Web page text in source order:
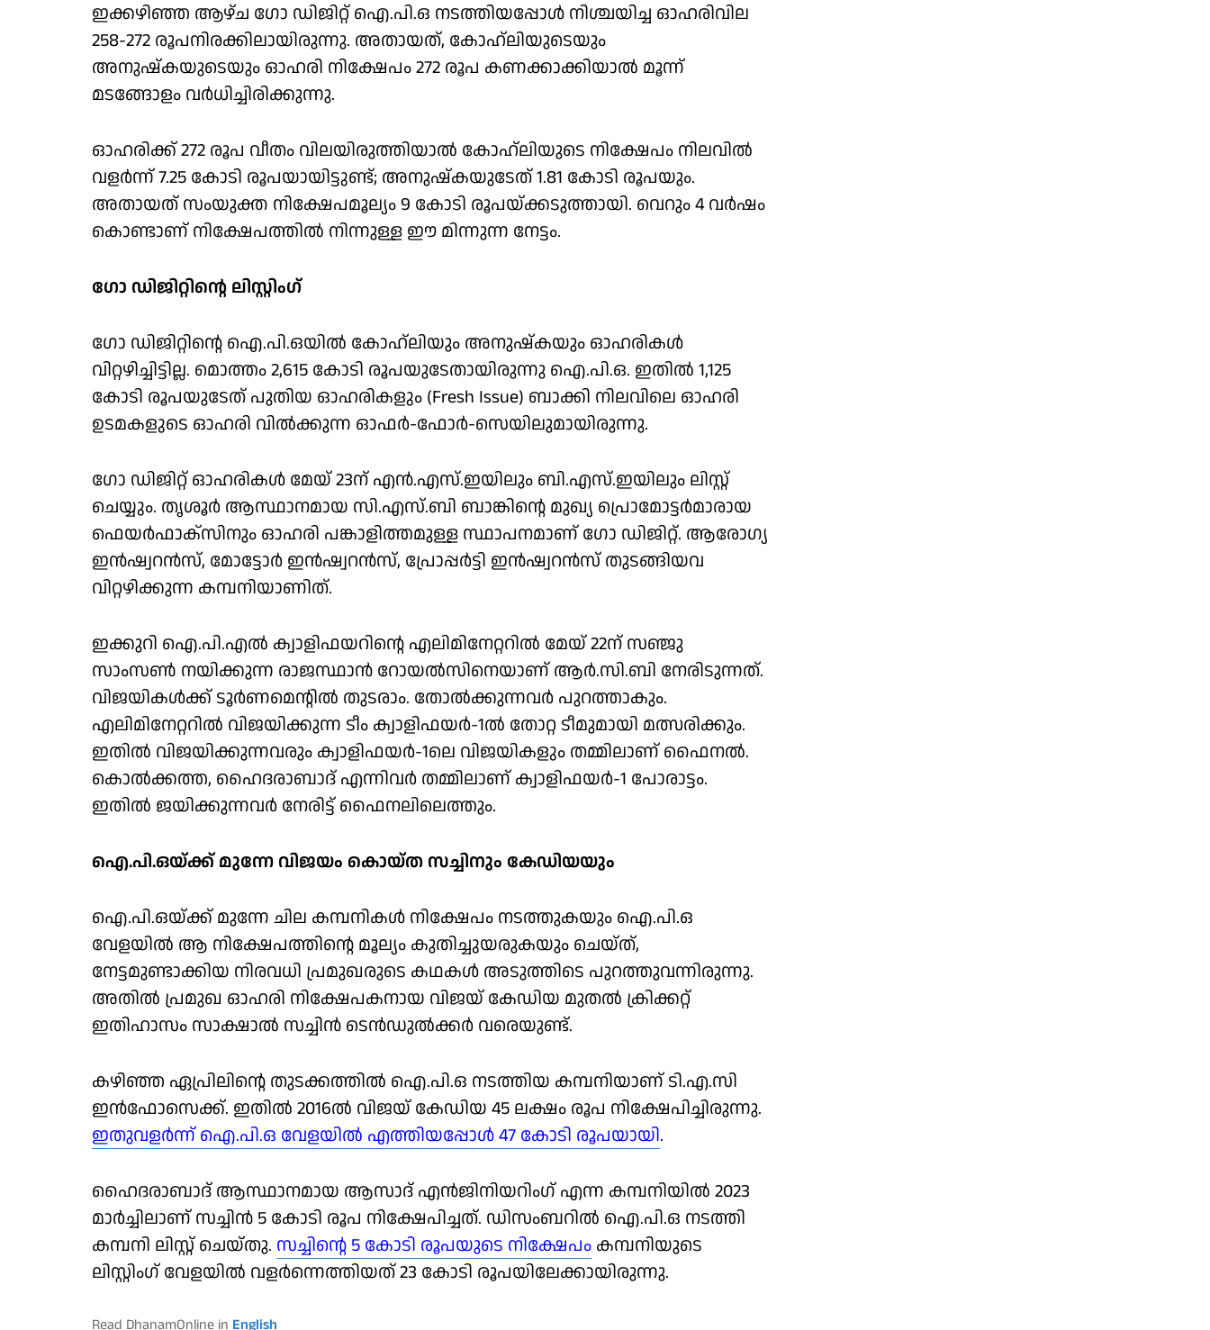
ഇക്കഴിഞ്ഞ ആഴ്ച ഗോ ഡിജിറ്റ് ഐ.പി.ഒ നടത്തിയപ്പോള്‍ നിശ്ചയിച്ച ഓഹരിവില
258-272 രൂപനിരക്കിലായിരുന്നു. അതായത്, കോഹ്‌ലിയുടെയും
അനുഷ്‌കയുടെയും ഓഹരി നിക്ഷേപം 272 രൂപ കണക്കാക്കിയാല്‍ മൂന്ന്
മടങ്ങോളം വര്‍ധിച്ചിരിക്കുന്നു.
ഓഹരിക്ക് 272 രൂപ വീതം വിലയിരുത്തിയാല്‍ കോഹ്‌ലിയുടെ നിക്ഷേപം നിലവില്‍
വളര്‍ന്ന് 7.25 കോടി രൂപയായിട്ടുണ്ട്; അനുഷ്‌കയുടേത് 1.81 കോടി രൂപയും.
അതായത് സംയുക്ത നിക്ഷേപമൂല്യം 9 കോടി രൂപയ്ക്കടുത്തായി. വെറും 4 വര്‍ഷം
കൊണ്ടാണ് നിക്ഷേപത്തില്‍ നിന്നുള്ള ഈ മിന്നുന്ന നേട്ടം.
ഗോ ഡിജിറ്റിന്റെ ലിസ്റ്റിംഗ്
ഗോ ഡിജിറ്റിന്റെ ഐ.പി.ഒയില്‍ കോഹ്‌ലിയും അനുഷ്‌കയും ഓഹരികള്‍
വിറ്റഴിച്ചിട്ടില്ല. മൊത്തം 2,615 കോടി രൂപയുടേതായിരുന്നു ഐ.പി.ഒ. ഇതില്‍ 1,125
കോടി രൂപയുടേത് പുതിയ ഓഹരികളും (Fresh Issue) ബാക്കി നിലവിലെ ഓഹരി
ഉടമകളുടെ ഓഹരി വില്‍ക്കുന്ന ഓഫര്‍-ഫോര്‍-സെയിലുമായിരുന്നു.
ഗോ ഡിജിറ്റ് ഓഹരികള്‍ മേയ് 23ന് എന്‍.എസ്.ഇയിലും ബി.എസ്.ഇയിലും ലിസ്റ്റ്
ചെയ്യും. തൃശൂര്‍ ആസ്ഥാനമായ സി.എസ്.ബി ബാങ്കിന്റെ മുഖ്യ പ്രൊമോട്ടര്‍മാരായ
ഫെയര്‍ഫാക്‌സിനും ഓഹരി പങ്കാളിത്തമുള്ള സ്ഥാപനമാണ് ഗോ ഡിജിറ്റ്. ആരോഗ്യ
ഇന്‍ഷ്വറന്‍സ്, മോട്ടോര്‍ ഇന്‍ഷ്വറന്‍സ്, പ്രോപ്പര്‍ട്ടി ഇന്‍ഷ്വറന്‍സ് തുടങ്ങിയവ
വിറ്റഴിക്കുന്ന കമ്പനിയാണിത്.
ഇക്കുറി ഐ.പി.എല്‍ ക്വാളിഫയറിന്റെ എലിമിനേറ്ററില്‍ മേയ് 22ന് സഞ്ജു
സാംസണ്‍ നയിക്കുന്ന രാജസ്ഥാന്‍ റോയല്‍സിനെയാണ് ആര്‍.സി.ബി നേരിടുന്നത്.
വിജയികള്‍ക്ക് ടൂര്‍ണമെന്റില്‍ തുടരാം. തോല്‍ക്കുന്നവര്‍ പുറത്താകും.
എലിമിനേറ്ററില്‍ വിജയിക്കുന്ന ടീം ക്വാളിഫയര്‍-1ല്‍ തോറ്റ ടീമുമായി മത്സരിക്കും.
ഇതില്‍ വിജയിക്കുന്നവരും ക്വാളിഫയര്‍-1ലെ വിജയികളും തമ്മിലാണ് ഫൈനല്‍.
കൊല്‍ക്കത്ത, ഹൈദരാബാദ് എന്നിവര്‍ തമ്മിലാണ് ക്വാളിഫയര്‍-1 പോരാട്ടം.
ഇതില്‍ ജയിക്കുന്നവര്‍ നേരിട്ട് ഫൈനലിലെത്തും.
ഐ.പി.ഒയ്ക്ക് മുന്നേ വിജയം കൊയ്ത സച്ചിനും കേഡിയയും
ഐ.പി.ഒയ്ക്ക് മുന്നേ ചില കമ്പനികള്‍ നിക്ഷേപം നടത്തുകയും ഐ.പി.ഒ
വേളയില്‍ ആ നിക്ഷേപത്തിന്റെ മൂല്യം കുതിച്ചുയരുകയും ചെയ്ത്,
നേട്ടമുണ്ടാക്കിയ നിരവധി പ്രമുഖരുടെ കഥകള്‍ അടുത്തിടെ പുറത്തുവന്നിരുന്നു.
അതില്‍ പ്രമുഖ ഓഹരി നിക്ഷേപകനായ വിജയ് കേഡിയ മുതല്‍ ക്രിക്കറ്റ്
ഇതിഹാസം സാക്ഷാല്‍ സച്ചിന്‍ ടെന്‍ഡുല്‍ക്കര്‍ വരെയുണ്ട്.
കഴിഞ്ഞ ഏപ്രിലിന്റെ തുടക്കത്തില്‍ ഐ.പി.ഒ നടത്തിയ കമ്പനിയാണ് ടി.എ.സി
ഇന്‍ഫോസെക്ക്. ഇതില്‍ 2016ല്‍ വിജയ് കേഡിയ 45 ലക്ഷം രൂപ നിക്ഷേപിച്ചിരുന്നു.
ഇതുവളര്‍ന്ന് ഐ.പി.ഒ വേളയില്‍ എത്തിയപ്പോള്‍ 47 കോടി രൂപയായി.
ഹൈദരാബാദ് ആസ്ഥാനമായ ആസാദ് എന്‍ജിനിയറിംഗ് എന്ന കമ്പനിയില്‍ 2023
മാര്‍ച്ചിലാണ് സച്ചിന്‍ 5 കോടി രൂപ നിക്ഷേപിച്ചത്. ഡിസംബറില്‍ ഐ.പി.ഒ നടത്തി
കമ്പനി ലിസ്റ്റ് ചെയ്തു. സച്ചിന്റെ 5 കോടി രൂപയുടെ നിക്ഷേപം കമ്പനിയുടെ
ലിസ്റ്റിംഗ് വേളയില്‍ വളര്‍ന്നെത്തിയത് 23 കോടി രൂപയിലേക്കായിരുന്നു.
Read DhanamOnline in English